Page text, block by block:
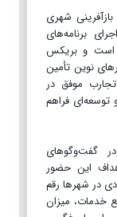
شهری
برنامه‌های
است و بریکس
نوین تأمین
موفق در
توسعه‌ای فراهم
گفت‌وگوهای
این حضور
در شهرها رقم
خدمات، میزان